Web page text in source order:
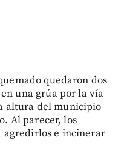
quedaron dos
una grúa por la vía
altura del municipio
Al parecer, los
agredirlos e incinerar